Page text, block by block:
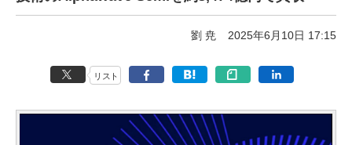
劉 尭 2025年6月10日 17:15
リスト